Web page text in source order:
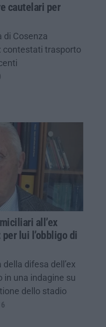
cautelari per
di Cosenza
contestati trasporto
all’ex
lui l’obbligo di
difesa dell’ex
una indagine su
dello stadio